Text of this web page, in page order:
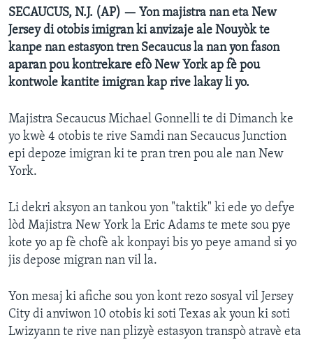
SECAUCUS, N.J. (AP) — Yon majistra nan eta New
Jersey di otobis imigran ki anvizaje ale Nouyòk te
kanpe nan estasyon tren Secaucus la nan yon fason
aparan pou kontrekare efò New York ap fè pou
kontwole kantite imigran kap rive lakay li yo.
Majistra Secaucus Michael Gonnelli te di Dimanch ke
yo kwè 4 otobis te rive Samdi nan Secaucus Junction
epi depoze imigran ki te pran tren pou ale nan New
York.
Li dekri aksyon an tankou yon "taktik" ki ede yo defye
lòd Majistra New York la Eric Adams te mete sou pye
kote yo ap fè chofè ak konpayi bis yo peye amand si yo
jis depose migran nan vil la.
Yon mesaj ki afiche sou yon kont rezo sosyal vil Jersey
City di anviwon 10 otobis ki soti Texas ak youn ki soti
Lwizyann te rive nan plizyè estasyon transpò atravè eta